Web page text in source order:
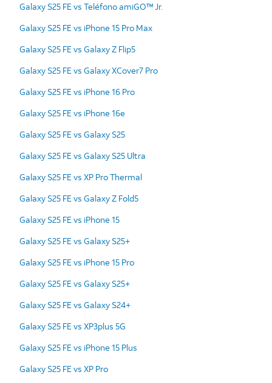
Galaxy S25 FE vs Teléfono amiGO™ Jr.
Galaxy S25 FE vs iPhone 15 Pro Max
Galaxy S25 FE vs Galaxy Z Flip5
Galaxy S25 FE vs Galaxy XCover7 Pro
Galaxy S25 FE vs iPhone 16 Pro
Galaxy S25 FE vs iPhone 16e
Galaxy S25 FE vs Galaxy S25
Galaxy S25 FE vs Galaxy S25 Ultra
Galaxy S25 FE vs XP Pro Thermal
Galaxy S25 FE vs Galaxy Z Fold5
Galaxy S25 FE vs iPhone 15
Galaxy S25 FE vs Galaxy S25+
Galaxy S25 FE vs iPhone 15 Pro
Galaxy S25 FE vs Galaxy S25+
Galaxy S25 FE vs Galaxy S24+
Galaxy S25 FE vs XP3plus 5G
Galaxy S25 FE vs iPhone 15 Plus
Galaxy S25 FE vs XP Pro